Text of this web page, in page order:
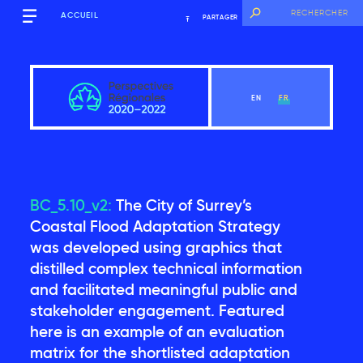
ACCUEIL PARTAGER
EN FR
BC_5.10_v2: The City of Surrey’s
Coastal Flood Adaptation Strategy
was developed using graphics that
distilled complex technical information
and facilitated meaningful public and
stakeholder engagement. Featured
here is an example of an evaluation
matrix for the shortlisted adaptation
Québec
Voir le chapitre
Messages clés
2.1 Introduction